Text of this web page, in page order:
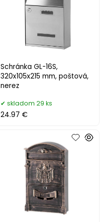
Schránka GL-16S,
320x105x215 mm, poštová,
nerez
skladom 29 ks
24.97 €